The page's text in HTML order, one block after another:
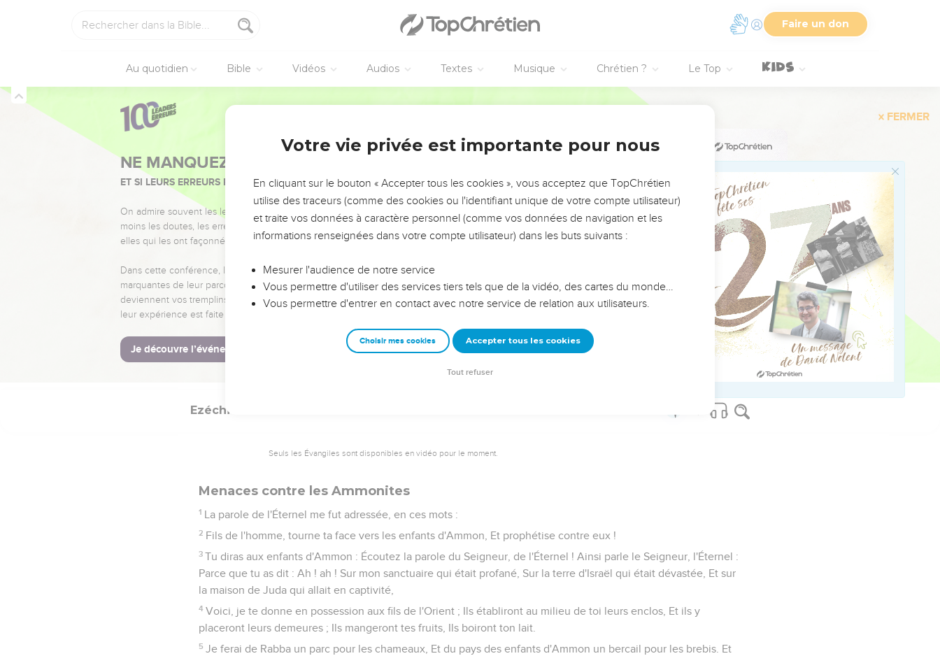
Faire un don
Au quotidien Bible Vidéos Audios Textes Musique Chrétien ? Le Top
18
J'avais parlé au peuple le matin, et ma femme mourut le soir. Le lendemain matin, je fis ce qui m'avait été
Le peuple me dit : Ne nous expliqueras-tu pas ce que signifie pour nous ce que tu fais ?
20 Je leur répondis : La parole de l'Éternel m'a été adressée, en ces mots :
Dis à la maison d'Israël : Ainsi parle le Seigneur, l'Éternel : Voici, je vais profaner mon sanctuaire, l'orgueil de
tomberont par l'épée.
Vous ferez alors comme j'ai fait. Vous ne vous couvrirez pas la barbe, vous ne mangerez pas le pain des
autres,
vous aurez vos turbans sur la tête et vos chaussures aux pieds, vous ne vous lamenterez pas et vous ne
pleurerez pas ; mais vous serez frappés de langueur pour vos iniquités, et vous gémirez entre vous. Ézéchiel
sera pour vous un signe.
l'Éternel.
25
Et toi, fils de l'homme, le jour où je leur enlèverai ce qui fait leur force, leur joie et leur gloire, les délices de
leurs yeux et l'objet de leur amour, leurs fils et leurs filles,
ce jour-là un fuyard viendra vers toi pour l'annoncer à tes oreilles.
27 En ce jour, ta bouche s'ouvrira avec le fuyard, et tu parleras, tu ne seras plus muet ; tu seras pour eux un
Ezéchiel
Seuls les Évangiles sont disponibles en vidéo pour le moment.
Menaces contre les Ammonites
1 La parole de l'Éternel me fut adressée, en ces mots :
2 Fils de l'homme, tourne ta face vers les enfants d'Ammon, Et prophétise contre eux !
3 Tu diras aux enfants d'Ammon : Écoutez la parole du Seigneur, de l'Éternel ! Ainsi parle le Seigneur, l'Éternel :
Parce que tu as dit : Ah ! ah ! Sur mon sanctuaire qui était profané, Sur la terre d'Israël qui était dévastée, Et sur
la maison de Juda qui allait en captivité,
4 Voici, je te donne en possession aux fils de l'Orient ; Ils établiront au milieu de toi leurs enclos, Et ils y
placeront leurs demeures ; Ils mangeront tes fruits, Ils boiront ton lait.
5 Je ferai de Rabba un parc pour les chameaux, Et du pays des enfants d'Ammon un bercail pour les brebis. Et
Votre vie privée est importante pour nous
En cliquant sur le bouton « Accepter tous les cookies », vous acceptez que TopChrétien
utilise des traceurs (comme des cookies ou l'identifiant unique de votre compte utilisateur)
et traite vos données à caractère personnel (comme vos données de navigation et les
informations renseignées dans votre compte utilisateur) dans les buts suivants :
Mesurer l'audience de notre service
Vous permettre d'utiliser des services tiers tels que de la vidéo, des cartes du monde…
Vous permettre d'entrer en contact avec notre service de relation aux utilisateurs.
Choisir mes cookies Accepter tous les cookies
Tout refuser